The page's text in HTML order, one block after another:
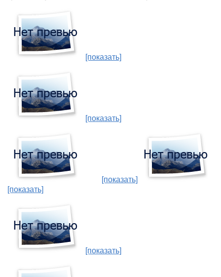
[показать]
[показать]
[показать]
[показать]
[показать]